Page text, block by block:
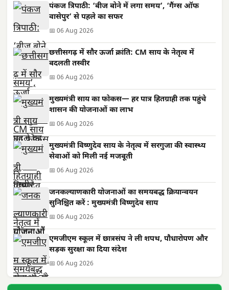
पंकज त्रिपाठी: ‘बीज बोने में लगा समय’, ‘गैंग्स ऑफ
वासेपुर’ से पहले का सफर
📅 06 Aug 2026
छत्तीसगढ़ में सौर ऊर्जा क्रांति: CM साय के नेतृत्व में
बदलती तस्वीर
📅 06 Aug 2026
मुख्यमंत्री साय का फोकस— हर पात्र हितग्राही तक पहुंचे
शासन की योजनाओं का लाभ
📅 06 Aug 2026
मुख्यमंत्री विष्णुदेव साय के नेतृत्व में सरगुजा की स्वास्थ्य
सेवाओं को मिली नई मजबूती
📅 06 Aug 2026
जनकल्याणकारी योजनाओं का समयबद्ध क्रियान्वयन
सुनिश्चित करें : मुख्यमंत्री विष्णुदेव साय
📅 06 Aug 2026
एमजीएम स्कूल में छात्रसंघ ने ली शपथ, पौधारोपण और
सड़क सुरक्षा का दिया संदेश
📅 06 Aug 2026